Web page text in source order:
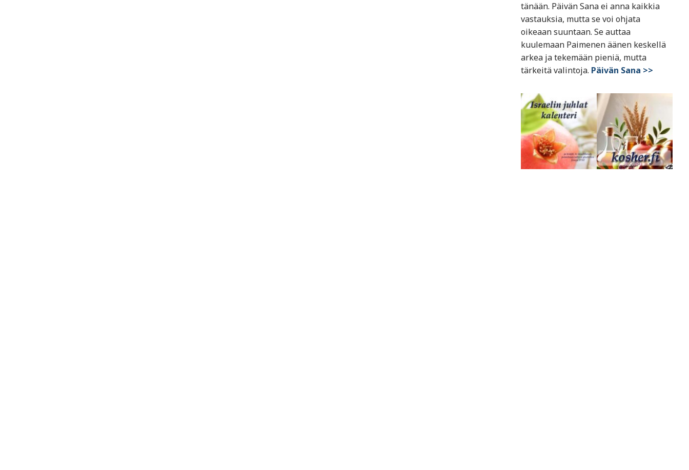
tänään. Päivän Sana ei anna kaikkia
vastauksia, mutta se voi ohjata
oikeaan suuntaan. Se auttaa
kuulemaan Paimenen äänen keskellä
arkea ja tekemään pieniä, mutta
tärkeitä valintoja. Päivän Sana >>